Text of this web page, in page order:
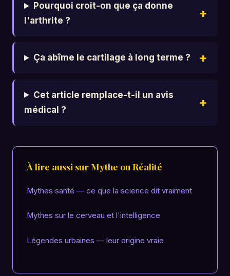
Pourquoi croit-on que ça donne
l'arthrite ?
Ça abîme le cartilage à long terme ?
Cet article remplace-t-il un avis
médical ?
À lire aussi sur Mythe ou Réalité
Mythes santé — ce que la science dit vraiment
Mythes sur le cerveau et l'intelligence
Légendes urbaines — leur origine vraie